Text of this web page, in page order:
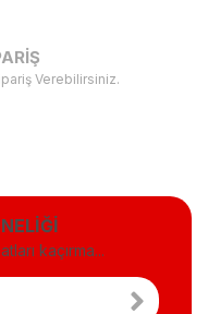
Verebilirsiniz.
kaçırma...